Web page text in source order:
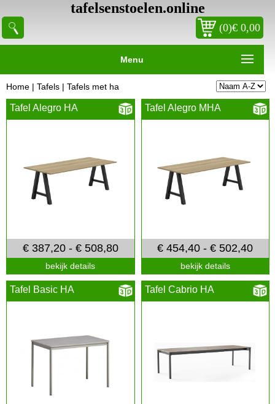
tafelsenstoelen.online
(0)€ 0,00
Menu
Home | Tafels | Tafels met ha
Tafel Alegro HA
€ 387,20 - € 508,80
bekijk details
Tafel Alegro MHA
€ 454,40 - € 502,40
bekijk details
Tafel Basic HA Tafel Cabrio HA